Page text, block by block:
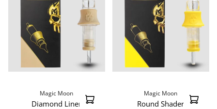
Magic Moon
Diamond Liner
Magic Moon
Round Shader